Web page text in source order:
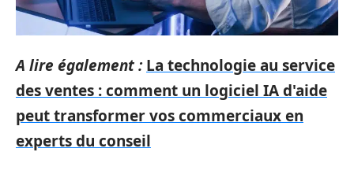
A lire également : La technologie au service
des ventes : comment un logiciel IA d'aide
peut transformer vos commerciaux en
experts du conseil